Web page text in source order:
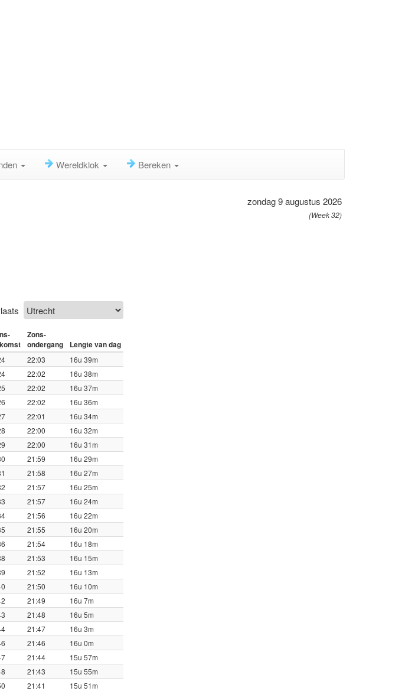
Wereldklok Bereken
zondag 9 augustus 2026
(Week 32)
Zons-
ondergang
Lengte van dag
22:03
16u 39m
22:02
16u 38m
22:02
16u 37m
22:02
16u 36m
22:01
16u 34m
22:00
16u 32m
22:00
16u 31m
21:59
16u 29m
21:58
16u 27m
21:57
16u 25m
21:57
16u 24m
21:56
16u 22m
21:55
16u 20m
21:54
16u 18m
21:53
16u 15m
21:52
16u 13m
21:50
16u 10m
21:49
16u 7m
21:48
16u 5m
21:47
16u 3m
21:46
16u 0m
21:44
15u 57m
21:43
15u 55m
21:41
15u 51m